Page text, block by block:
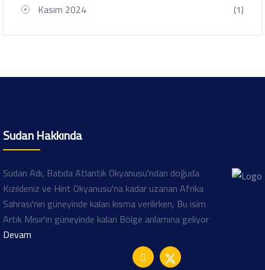
Kasım 2024 (1)
Sudan Hakkında
Sudan Adı, Batıda Atlantik Okyanusu'ndan doğuda
Kızıldeniz ve Hint Okyanusu'na kadar uzanan Afrika
Sahrası'nın güneyinde kalan kısma verilirken, Bu isim
Artık Mısır'ın güneyinde kalan Bölge anlamına geliyor
Devam